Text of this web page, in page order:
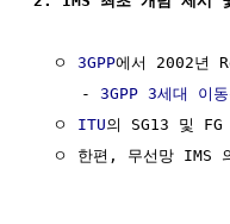
  ㅇ
3GPP에서 2002년
     -
3GPP 3세대 이동
  ㅇ
ITU의 SG13 및 FG
ㅇ 한편, 무선망 IMS